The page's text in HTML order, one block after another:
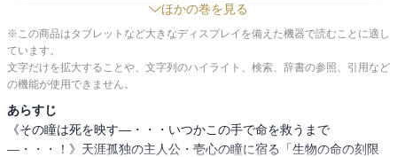
ほかの巻を見る
※この商品はタブレットなど大きなディスプレイを備えた機器で読むことに適し
ています。
文字だけを拡大することや、文字列のハイライト、検索、辞書の参照、引用など
の機能が使用できません。
あらすじ
《その瞳は死を映す―・・・いつかこの手で命を救うまで
―・・・！》天涯孤独の主人公・壱心の瞳に宿る「生物の命の刻限